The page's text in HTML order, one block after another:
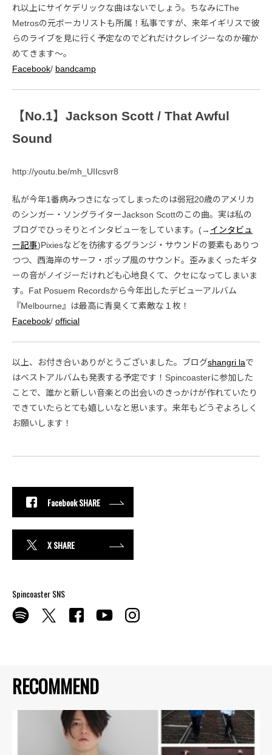
RECOMMEND
れ以上にサイケデリックな曲はないでしょう。ちなみにThe
Metrosの元ボーカリストも所属！私事ですが、来年イギリスで彼
らのライブを見に行く予定なのでどれだけクレイジーなのか確か
めてきます～。
Facebook/ bandcamp
【No.1】Jackson Scott / That Awful
Sound
http://youtu.be/mh_UIIcsvr8
私が今年1番病みつきになってしまったのは弱冠20歳のアメリカ
のシンガー・ソングライターJackson Scottのこの曲。実は私の
ブログでひっそりとインタビューをしています。(→ インタビュ
ー記事)Pixiesなどを彷彿するグランジ・サウンドの要素もありつ
つつ、西海岸のサーフ・ポップ風のサウンド。歪みまくったギタ
ーの音がノイジーだけれども心地良くて、クセになってしまいま
す。Fat Posuem Recordsから今年出したデビューアルバム
『Melbourne』は最高に青臭くて素敵な１枚！
Facebook/ official
以上、お付き合いありがとうございました。ブログshangri laで
はベストアルバムも発表する予定です！Spincoasterに参加した
ことで、誰かと新しい音楽との出会いのきっかけが作れていたり
できていたらとても嬉しいなと思います。来年もどうぞよろしく
お願いします！
Facebook SHARE
X SHARE
Spincoaster SNS